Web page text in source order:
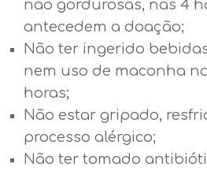
não gordurosas, nas 4
antecedem a doação;
Não ter ingerido
nem uso de maconha
horas;
Não estar gripado,
processo alérgico;
Não ter tomado